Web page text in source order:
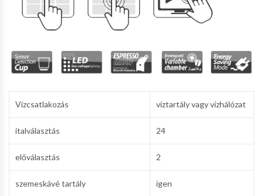
Vízcsatlakozás víztartály vagy vízhálózat
italválasztás 24
előválasztás 2
szemeskávé tartály igen